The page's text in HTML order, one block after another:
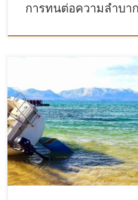
การทนต่อความลำบาก